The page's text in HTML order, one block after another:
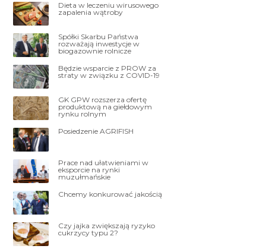
Dieta w leczeniu wirusowego
zapalenia wątroby
Spółki Skarbu Państwa
rozważają inwestycje w
biogazownie rolnicze
Będzie wsparcie z PROW za
straty w związku z COVID-19
GK GPW rozszerza ofertę
produktową na giełdowym
rynku rolnym
Posiedzenie AGRIFISH
Prace nad ułatwieniami w
eksporcie na rynki
muzułmańskie
Chcemy konkurować jakością
Czy jajka zwiększają ryzyko
cukrzycy typu 2?